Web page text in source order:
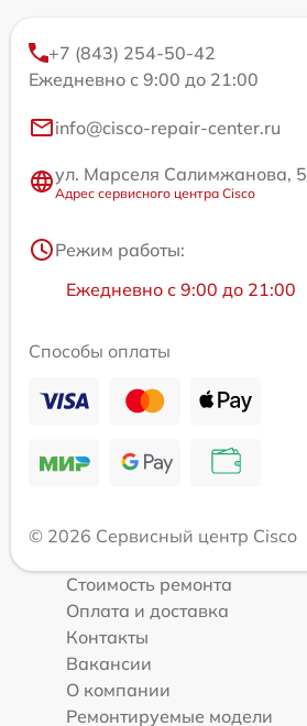
+7 (843) 254-50-42
Ежедневно с 9:00 до 21:00
info@cisco-repair-center.ru
ул. Марселя Салимжанова, 5
Адрес сервисного центра Cisco
Режим работы:
Ежедневно с 9:00 до 21:00
Способы оплаты
© 2026 Сервисный центр Cisco
Стоимость ремонта
Оплата и доставка
Контакты
Вакансии
О компании
Ремонтируемые модели